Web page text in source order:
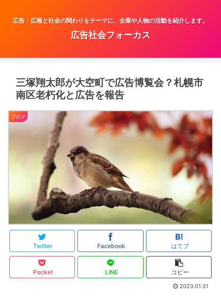
広告・広報と社会の関わりをテーマに、企業や人物の活動を紹介します。
広告社会フォーカス
三塚翔太郎が大空町で広告博覧会？札幌市
南区老朽化と広告を報告
ブログ
Twitter Facebook はてブ
Pocket LINE コピー
2023.01.31